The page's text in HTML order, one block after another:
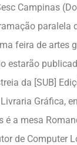
Campinas
paralela
feira de artes
estarão
da [SUB]
Gráfica,
é a mesa
de Computer